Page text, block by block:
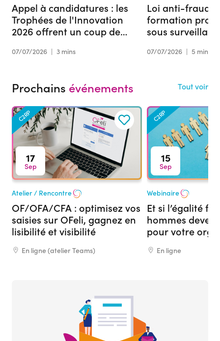
Appel à candidatures : les
Trophées de l'Innovation
2026 offrent un coup de
07/07/2026 | 3 mins
Loi anti-fraude
formation
sous
07/07/2026 | 5 mins
Prochains événements Tout voir
17
Sep
C2RP
Atelier / Rencontre
OF/OFA/CFA : optimisez vos
saisies sur OFeli, gagnez en
lisibilité et visibilité
En ligne (atelier Teams)
15
Sep
C2RP
Webinaire
Et si l’égalité
hommes
pour votre
En ligne